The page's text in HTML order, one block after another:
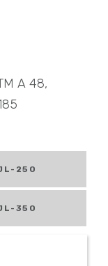
A 48,
250
350